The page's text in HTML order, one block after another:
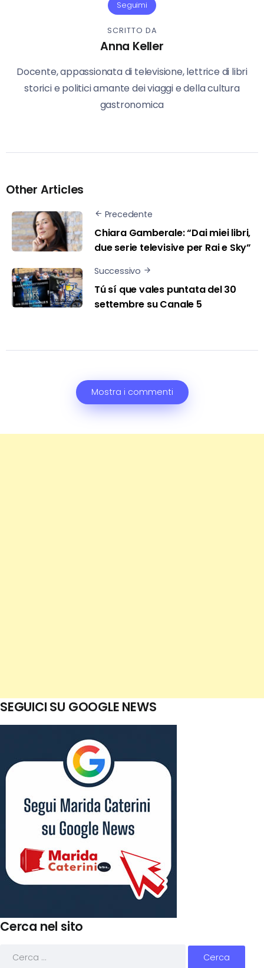
Seguimi
SCRITTO DA
Anna Keller
Docente, appassionata di televisione, lettrice di libri
storici e politici amante dei viaggi e della cultura
gastronomica
Other Articles
Precedente
Chiara Gamberale: “Dai miei libri,
due serie televisive per Rai e Sky”
Successivo
Tú sí que vales puntata del 30
settembre su Canale 5
Mostra i commenti
SEGUICI SU GOOGLE NEWS
Cerca nel sito